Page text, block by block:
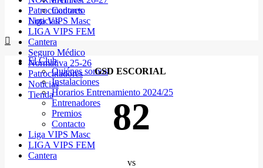
Patrocinadores
Noticias
El Club
Quiénes somos
Instalaciones
Horarios Entrenamiento 2024/25
Entrenadores
Premios
Contacto
Liga VIPS Masc
LIGA VIPS FEM
Cantera
Contacto
Liga VIPS Masc
LIGA VIPS FEM
Cantera
Seguro Médico
Normativa 25-26
Patrocinadores
Noticias
Tienda
GSD ESCORIAL
82
vs